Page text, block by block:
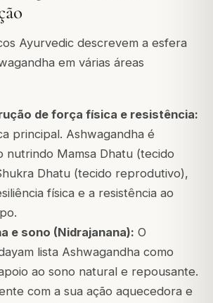
Ayurvedic descrevem a esfera
em várias áreas
de força física e resistência:
principal. Ashwagandha é
nutrindo Mamsa Dhatu (tecido
Dhatu (tecido reprodutivo),
física e a resistência ao
e sono (Nidrajanana): O
lista Ashwagandha como
ao sono natural e repousante.
com a sua ação aquecedora e